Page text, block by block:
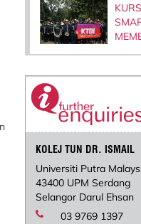
KOLEJ TUN DR. ISMAIL
Universiti Putra
43400 UPM Serdang
Selangor Darul Ehsan
03 9769 1397